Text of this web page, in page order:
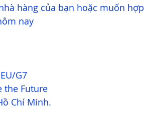
hàng của bạn hoặc muốn hợp
nay
G7
the Future
Chí Minh.